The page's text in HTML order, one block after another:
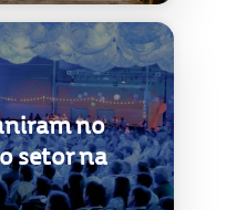
no
setor na